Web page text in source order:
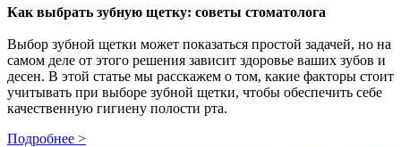
Как выбрать зубную щетку: советы стоматолога
Выбор зубной щетки может показаться простой задачей, но на
самом деле от этого решения зависит здоровье ваших зубов и
десен. В этой статье мы расскажем о том, какие факторы стоит
учитывать при выборе зубной щетки, чтобы обеспечить себе
качественную гигиену полости рта.
Подробнее >